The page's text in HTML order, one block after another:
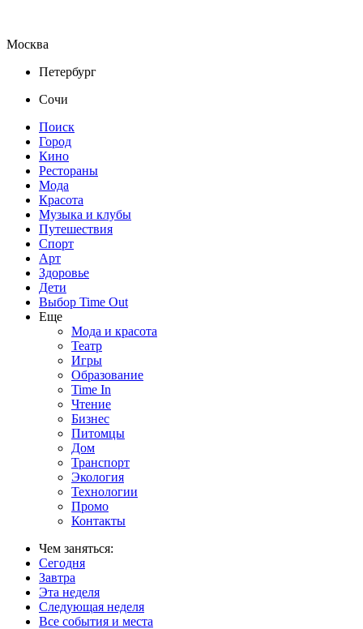
Москва
Петербург
Сочи
Поиск
Город
Кино
Рестораны
Мода
Красота
Музыка и клубы
Путешествия
Спорт
Арт
Здоровье
Дети
Выбор Time Out
Еще
Мода и красота
Театр
Игры
Образование
Time In
Чтение
Бизнес
Питомцы
Дом
Транспорт
Экология
Технологии
Промо
Контакты
Чем заняться:
Сегодня
Завтра
Эта неделя
Следующая неделя
Все события и места